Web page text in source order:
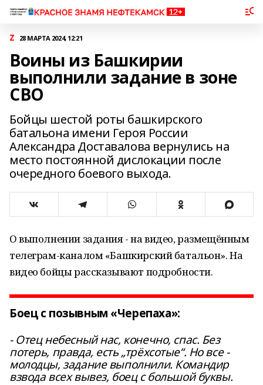
Z 28 МАРТА 2024, 12:21
Воины из Башкирии
выполнили задание в зоне
СВО
Бойцы шестой роты башкирского
батальона имени Героя России
Александра Доставалова вернулись на
место постоянной дислокации после
очередного боевого выхода.
О выполнении задания - на видео, размещённым
телеграм-каналом «Башкирский батальон». На
видео бойцы рассказывают подробности.
Боец с позывным «Черепаха»:
- Отец небесный нас, конечно, спас. Без
потерь, правда, есть „трёхсотые“. Но все -
молодцы, задание выполнили. Командир
взвода всех вывез, боец с большой буквы.